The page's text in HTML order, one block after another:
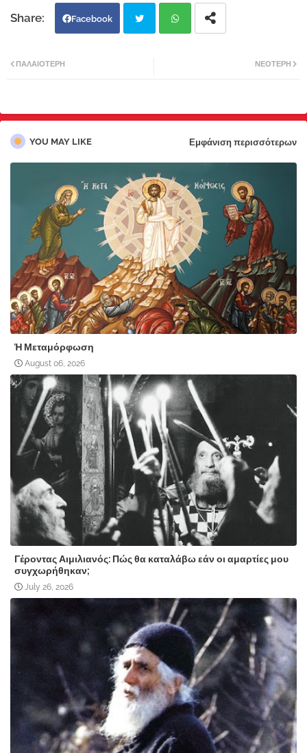
Facebook
pp
ΝΕΌΤΕΡΗ
ΠΑΛΑΙΌΤΕΡΗ
YOU MAY LIKE Εμφάνιση περισσότερων
Ἡ Μεταμόρφωση
August 06, 2026
Γέροντας Αιμιλιανός: Πώς θα καταλάβω εάν οι αμαρτίες μου
συγχωρήθηκαν;
July 26, 2026